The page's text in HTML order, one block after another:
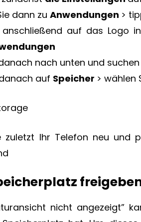
dann zu Anwendungen >
anschließend auf das Logo
nach unten und
auf Speicher > wählen
zuletzt Ihr Telefon neu und
nicht angezeigt”